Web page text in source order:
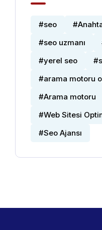
#seo
#seo uzmanı
#yerel seo
#arama motoru
#Arama motoru
#Web Sitesi
#Seo Ajansı